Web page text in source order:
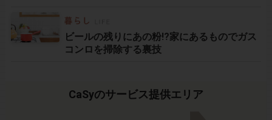
ビールの残りにあの粉!?家にあるものでガス
コンロを掃除する裏技
CaSyのサービス提供エリア